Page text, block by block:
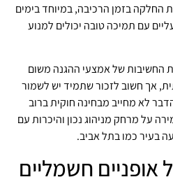
החלקה בזמן הרכיבה, במיוחד בימים
עם תמיכה טובה יכולים למנוע
החשיבות של אמצעי ההגנה משום
אך חשוב לזכור שתמיד יש לשמור
לא מחייב מבחינה חוקית ברוב
על מרחק מניהוג נכון והיכרות עם
בעיר כמו בתל אביב.
אופניים חשמליים